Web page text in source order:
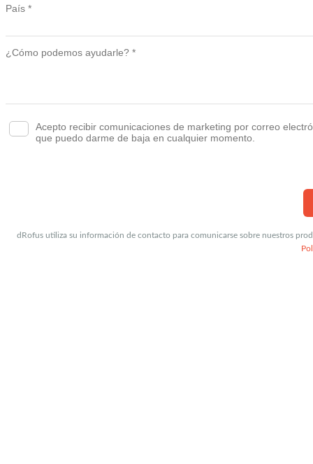
País *
¿Cómo podemos ayudarle? *
Acepto recibir comunicaciones de marketing por correo
que puedo darme de baja en cualquier momento.
dRofus utiliza su información de contacto para comunicarse sobre nuestros